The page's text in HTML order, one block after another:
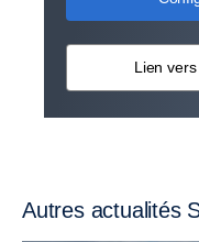
Lien
Autres actualités